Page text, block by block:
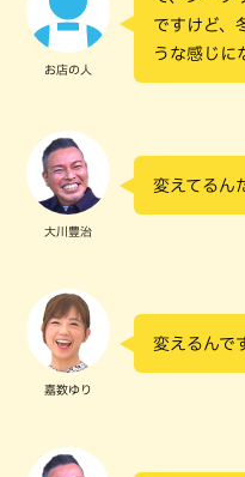
お店の人
ですけど、
うな感じに
大川豊治
変えてるん
嘉数ゆり
変えるんで